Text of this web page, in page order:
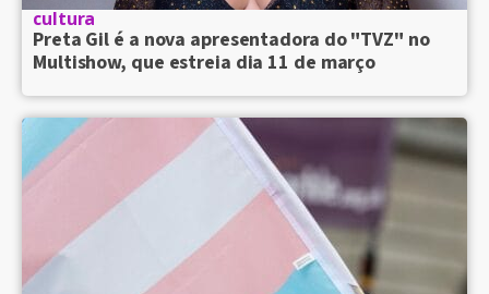
cultura
Preta Gil é a nova apresentadora do "TVZ" no
Multishow, que estreia dia 11 de março